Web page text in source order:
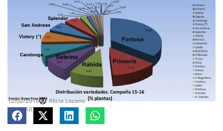
12/02/2016
Alicia Lozano
COMPARTE